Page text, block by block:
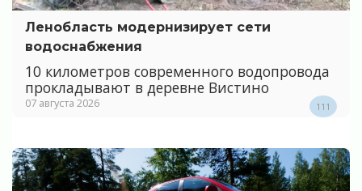
Ленобласть модернизирует сети
водоснабжения
10 километров современного водопровода
прокладывают в деревне Вистино
07 августа 2026 111